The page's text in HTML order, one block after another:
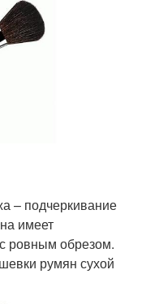
– подчеркивание
имеет
ровным обрезом.
румян сухой